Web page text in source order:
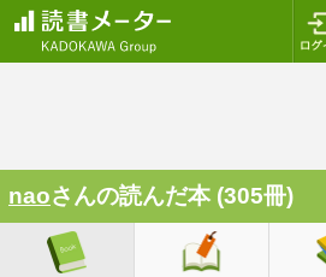
naoさんの読んだ本 (305冊)